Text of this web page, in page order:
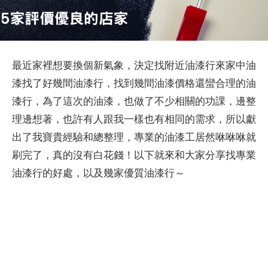
最近家裡想要換個新氣象，決定找附近油漆行來家中油
漆找了好幾間油漆行，找到幾間油漆價格還蠻合理的油
漆行，為了這次的油漆，也做了不少相關的功課，邊整
理邊想著，也許有人跟我一樣也有相同的需求，所以獻
出了我寶貴經驗和總整理，專業的油漆工居然咻咻咻就
刷完了，真的沒有白花錢！以下就來和大家分享找專業
油漆行的好處，以及幾家優質油漆行～